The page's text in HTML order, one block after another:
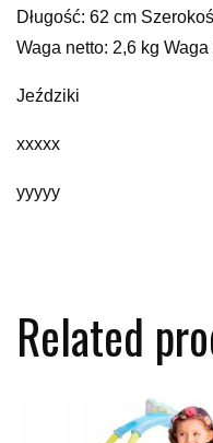
Długość: 62 cm
Waga netto: 2,6 kg Waga
Jeździki
xxxxx
yyyyy
Related